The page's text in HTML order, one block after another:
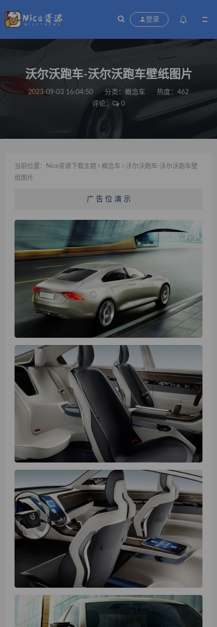
登录
沃尔沃跑车-沃尔沃跑车壁纸图片
2023-09-03 16:04:50 分类： 概念车
热度：462
评论：
0
当前位置： Nice资源下载主题 概念车
沃尔沃跑车-沃尔沃跑车壁
纸图片
广 告 位 演 示